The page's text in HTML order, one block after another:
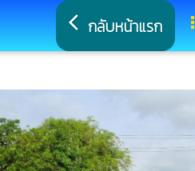
arrow_back_ios กลับหน้าแรก